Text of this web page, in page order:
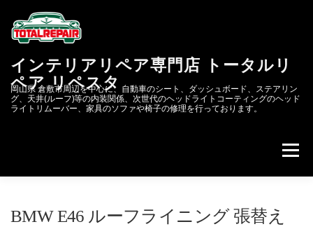
インテリアリペア専門店 トータルリ
ペア リペスタ
岡山県 倉敷市周辺を中心に、自動車のシート、ダッシュボード、ステアリン
グ、天井(ルーフ)等の内装関係、次世代のヘッドライトコーティングのヘッド
ライトリムーバー、家具のソファや椅子の修理を行っております。
メニュー
BMW E46 ルーフライニング 張替え